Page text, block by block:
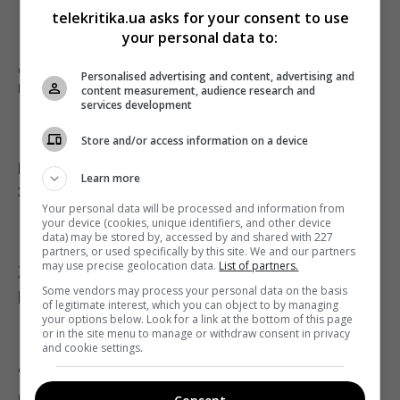
тунелю під затокою на 241 день
15:51 понеділок, 10 серпня 2026
На японському острові створили рай для
гості
15:40 понеділок, 10 серпня 2026
Простій Червоноградської ЦЗФ залишає
шахти без грошей на щоденну роботу, -
депутат
15:33 понеділок, 10 серпня 2026
Росія хоче зупинити сухопутний
агроекспорт з України слідом за морським,
– ISW
10 серпня 2026, 16:31
Долар дорожчає, євро зробив ривок:
новий курс валют на 11 серпня
10 серпня 2026, 15:57
Що покласти в морозилку для економії:
хитрий трюк проти великих рахунків
10 серпня 2026, 15:44
Жінка вперше за 14 років з'їла м'ясо і
розплакалася: що сталося
10 серпня 2026, 15:36
"Нікому не стане легше": у ВС закликали
telekritika.ua asks for your consent to use
your personal data to:
Personalised advertising and content, advertising and
content measurement, audience research and
services development
Store and/or access information on a device
Learn more
Your personal data will be processed and information from
your device (cookies, unique identifiers, and other device
data) may be stored by, accessed by and shared with 227
partners, or used specifically by this site. We and our partners
may use precise geolocation data. List of partners.
Some vendors may process your personal data on the basis
of legitimate interest, which you can object to by managing
your options below. Look for a link at the bottom of this page
or in the site menu to manage or withdraw consent in privacy
and cookie settings.